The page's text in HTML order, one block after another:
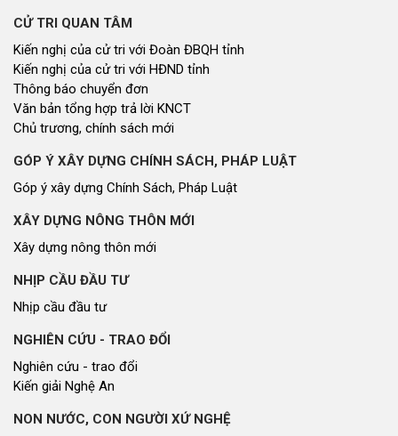
CỬ TRI QUAN TÂM
Kiến nghị của cử tri với Đoàn ĐBQH tỉnh
Kiến nghị của cử tri với HĐND tỉnh
Thông báo chuyển đơn
Văn bản tổng hợp trả lời KNCT
Chủ trương, chính sách mới
GÓP Ý XÂY DỰNG CHÍNH SÁCH, PHÁP LUẬT
Góp ý xây dựng Chính Sách, Pháp Luật
XÂY DỰNG NÔNG THÔN MỚI
Xây dựng nông thôn mới
NHỊP CẦU ĐẦU TƯ
Nhịp cầu đầu tư
NGHIÊN CỨU - TRAO ĐỔI
Nghiên cứu - trao đổi
Kiến giải Nghệ An
NON NƯỚC, CON NGƯỜI XỨ NGHỆ